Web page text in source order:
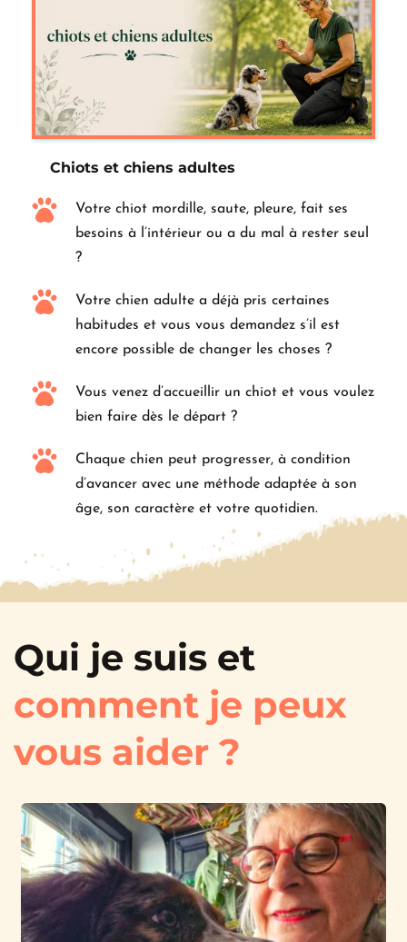
Chiots et chiens adultes
Votre chiot mordille, saute, pleure, fait ses
besoins à l’intérieur ou a du mal à rester seul
?
Votre chien adulte a déjà pris certaines
habitudes et vous vous demandez s’il est
encore possible de changer les choses ?
Vous venez d’accueillir un chiot et vous voulez
bien faire dès le départ ?
Chaque chien peut progresser, à condition
d’avancer avec une méthode adaptée à son
âge, son caractère et votre quotidien.
comment je peux
vous aider ?